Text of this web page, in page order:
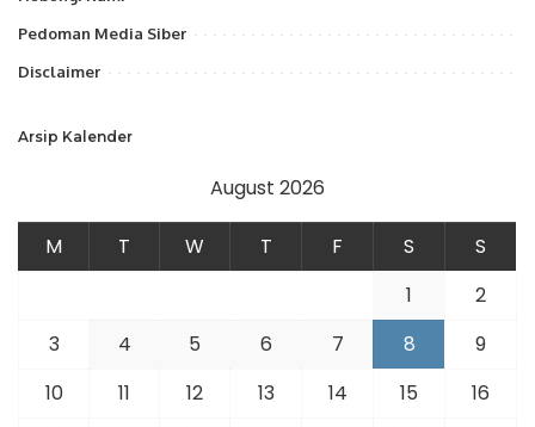
Pedoman Media Siber
Disclaimer
Arsip Kalender
August 2026
M T W T F S
S
1
2
3
4 5 6 7 8
9
10
11 12 13 14 15
16